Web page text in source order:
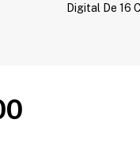
Digital De 16